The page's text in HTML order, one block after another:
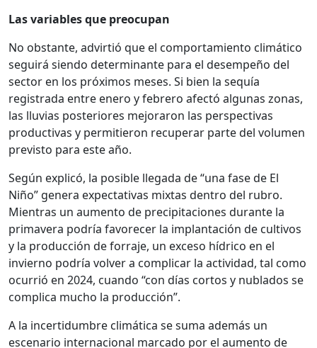
Las variables que preocupan
No obstante, advirtió que el comportamiento climático
seguirá siendo determinante para el desempeño del
sector en los próximos meses. Si bien la sequía
registrada entre enero y febrero afectó algunas zonas,
las lluvias posteriores mejoraron las perspectivas
productivas y permitieron recuperar parte del volumen
previsto para este año.
Según explicó, la posible llegada de “una fase de El
Niño” genera expectativas mixtas dentro del rubro.
Mientras un aumento de precipitaciones durante la
primavera podría favorecer la implantación de cultivos
y la producción de forraje, un exceso hídrico en el
invierno podría volver a complicar la actividad, tal como
ocurrió en 2024, cuando “con días cortos y nublados se
complica mucho la producción”.
A la incertidumbre climática se suma además un
escenario internacional marcado por el aumento de